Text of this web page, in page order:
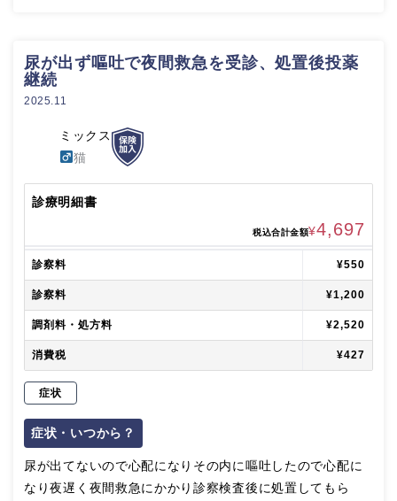
尿が出ず嘔吐で夜間救急を受診、処置後投薬
継続
2025.11
ミックス
猫
診療明細書
税込合計金額¥4,697
診察料 ¥550
診察料 ¥1,200
調剤料・処方料 ¥2,520
消費税 ¥427
症状
症状・いつから？
尿が出てないので心配になりその内に嘔吐したので心配に
なり夜遅く夜間救急にかかり診察検査後に処置してもら